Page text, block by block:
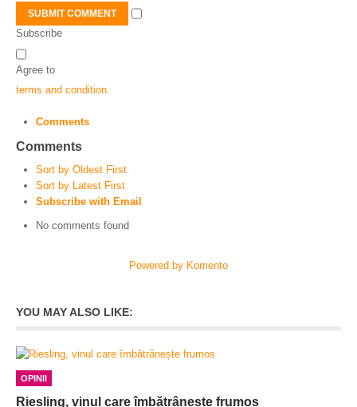
SUBMIT COMMENT
Subscribe
Agree to
terms and condition
Comments
Comments
Sort by Oldest First
Sort by Latest First
Subscribe with Email
No comments found
Powered by Komento
YOU MAY ALSO LIKE:
OPINII
Riesling, vinul care îmbătrânește frumos